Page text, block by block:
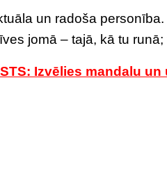
un radoša
jomā – tajā, kā tu
Izvēlies mandalu